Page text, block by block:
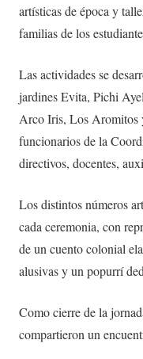
artísticas de época y
familias de los
Las actividades se
jardines Evita, Pichi
Arco Iris, Los Aromitos
funcionarios de la
directivos, docentes,
Los distintos números
cada ceremonia, con
de un cuento colonial
alusivas y un popurrí
Como cierre de la
compartieron un